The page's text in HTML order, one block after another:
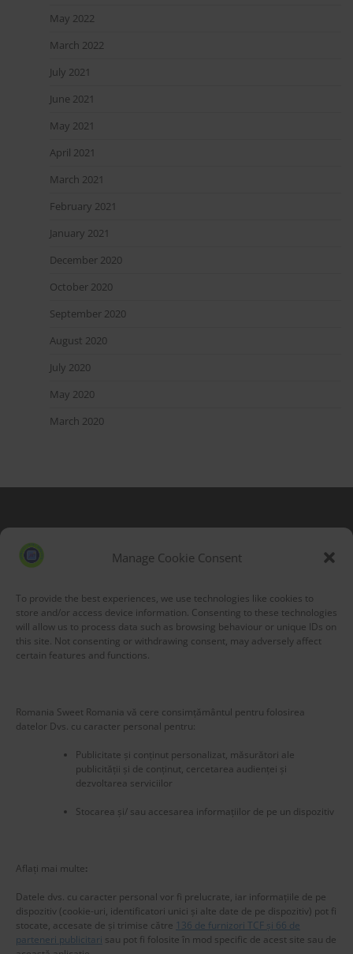
Manage Cookie Consent
To provide the best experiences, we use technologies like cookies to
store and/or access device information. Consenting to these technologies
will allow us to process data such as browsing behaviour or unique IDs on
this site. Not consenting or withdrawing consent, may adversely affect
certain features and functions.
Romania Sweet Romania vă cere consimțământul pentru folosirea
datelor Dvs. cu caracter personal pentru:
Publicitate și conținut personalizat, măsurători ale
publicității și de conținut, cercetarea audienței și
dezvoltarea serviciilor
Stocarea și/ sau accesarea informațiilor de pe un dispozitiv
Aflați mai multe:
Datele dvs. cu caracter personal vor fi prelucrate, iar informațiile de pe
dispozitiv (cookie-uri, identificatori unici și alte date de pe dispozitiv) pot fi
stocate, accesate de și trimise către 136 de furnizori TCF și 66 de
parteneri publicitari sau pot fi folosite în mod specific de acest site sau de
May 2022
March 2022
July 2021
June 2021
May 2021
April 2021
March 2021
February 2021
January 2021
December 2020
October 2020
September 2020
August 2020
July 2020
May 2020
March 2020